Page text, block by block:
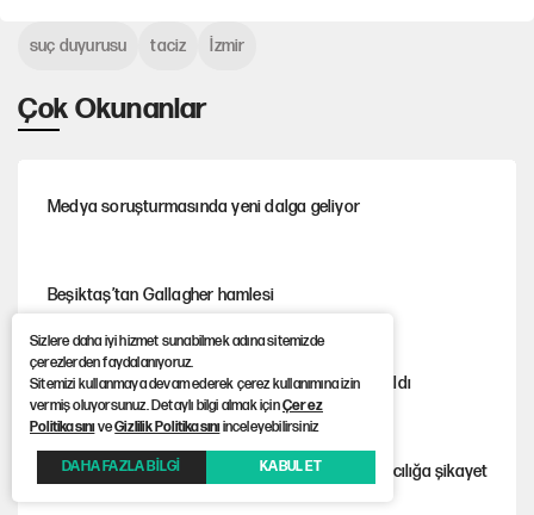
Çok Okunanlar
Medya soruşturmasında yeni dalga geliyor
Beşiktaş’tan Gallagher hamlesi
Aziz Yıldırım'ın kızını hedef almıştı serbest bırakıldı
Gürsel Tekin'den YENİ Parti’li genç hakkında savcılığa şikayet
suç duyurusu taciz İzmir
Sizlere daha iyi hizmet sunabilmek adına sitemizde
çerezlerden faydalanıyoruz.
Sitemizi kullanmaya devam ederek çerez kullanımına izin
vermiş oluyorsunuz. Detaylı bilgi almak içinÇerez
PolitikasınıveGizlilik Politikasınıinceleyebilirsiniz
DAHA FAZLA BİLGİ KABUL ET